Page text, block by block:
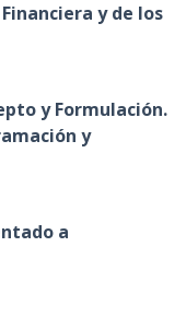
y de los
y Formulación.
y
a